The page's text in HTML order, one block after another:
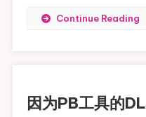
Continue Reading
因为PB工具的